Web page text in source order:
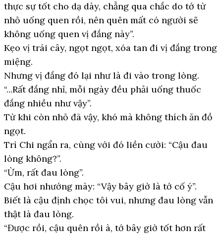
thực sự tốt cho dạ dày, chẳng qua chắc do tớ từ
nhỏ uống quen rồi, nên quên mất có người sẽ
không uống quen vị đắng này”.
Kẹo vị trái cây, ngọt ngọt, xóa tan đi vị đắng trong
miệng.
Nhưng vị đắng đó lại như là đi vào trong lòng.
“...Rất đắng nhỉ, mỗi ngày đều phải uống thuốc
đắng nhiều như vậy”.
Từ khi còn nhỏ đã vậy, khó mà không thích ăn đồ
ngọt.
Trì Chi ngẩn ra, cùng với đó liền cười: “Cậu đau
lòng không?”.
“Ừm, rất đau lòng”.
Cậu hơi nhướng mày: “Vậy bây giờ là tớ cố ý”.
Biết là cậu định chọc tôi vui, nhưng đau lòng vẫn
thật là đau lòng.
“Được rồi, cậu quên rồi à, tớ bây giờ tốt hơn rất